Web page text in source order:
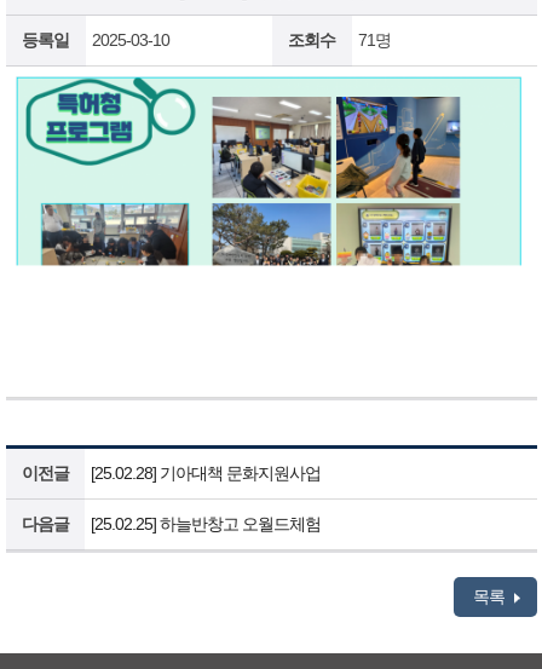
등록일 2025-03-10 조회수 71명
이전글 [25.02.28] 기아대책 문화지원사업
다음글 [25.02.25] 하늘반창고 오월드체험
목록